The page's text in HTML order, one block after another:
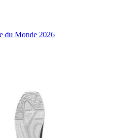
du Monde 2026